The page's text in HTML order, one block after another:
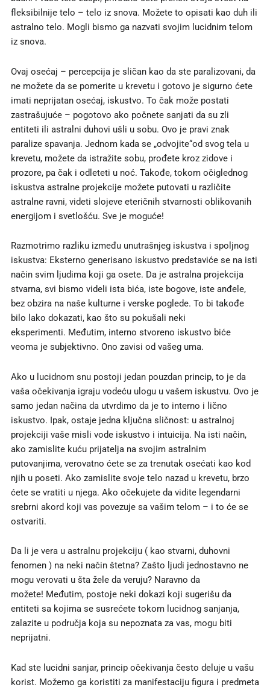
fleksibilnije telo – telo iz snova. Možete to opisati kao duh ili
astralno telo. Mogli bismo ga nazvati svojim lucidnim telom
iz snova.
Ovaj osećaj – percepcija je sličan kao da ste paralizovani, da
ne možete da se pomerite u krevetu i gotovo je sigurno ćete
imati neprijatan osećaj, iskustvo. To čak može postati
zastrašujuće – pogotovo ako počnete sanjati da su zli
entiteti ili astralni duhovi ušli u sobu. Ovo je pravi znak
paralize spavanja. Jednom kada se „odvojite“od svog tela u
krevetu, možete da istražite sobu, prođete kroz zidove i
prozore, pa čak i odleteti u noć. Takođe, tokom očiglednog
iskustva astralne projekcije možete putovati u različite
astralne ravni, videti slojeve eteričnih stvarnosti oblikovanih
energijom i svetlošću. Sve je moguće!
Razmotrimo razliku između unutrašnjeg iskustva i spoljnog
iskustva: Eksterno generisano iskustvo predstaviće se na isti
način svim ljudima koji ga osete. Da je astralna projekcija
stvarna, svi bismo videli ista bića, iste bogove, iste anđele,
bez obzira na naše kulturne i verske poglede. To bi takođe
bilo lako dokazati, kao što su pokušali neki
eksperimenti. Međutim, interno stvoreno iskustvo biće
veoma je subjektivno. Ono zavisi od vašeg uma.
Ako u lucidnom snu postoji jedan pouzdan princip, to je da
vaša očekivanja igraju vodeću ulogu u vašem iskustvu. Ovo je
samo jedan načina da utvrdimo da je to interno i lično
iskustvo. Ipak, ostaje jedna ključna sličnost: u astralnoj
projekciji vaše misli vode iskustvo i intuicija. Na isti način,
ako zamislite kuću prijatelja na svojim astralnim
putovanjima, verovatno ćete se za trenutak osećati kao kod
njih u poseti. Ako zamislite svoje telo nazad u krevetu, brzo
ćete se vratiti u njega. Ako očekujete da vidite legendarni
srebrni akord koji vas povezuje sa vašim telom – i to će se
ostvariti.
Da li je vera u astralnu projekciju ( kao stvarni, duhovni
fenomen ) na neki način štetna? Zašto ljudi jednostavno ne
mogu verovati u šta žele da veruju? Naravno da
možete! Međutim, postoje neki dokazi koji sugerišu da
entiteti sa kojima se susrećete tokom lucidnog sanjanja,
zalazite u područja koja su nepoznata za vas, mogu biti
neprijatni.
Kad ste lucidni sanjar, princip očekivanja često deluje u vašu
korist. Možemo ga koristiti za manifestaciju figura i predmeta